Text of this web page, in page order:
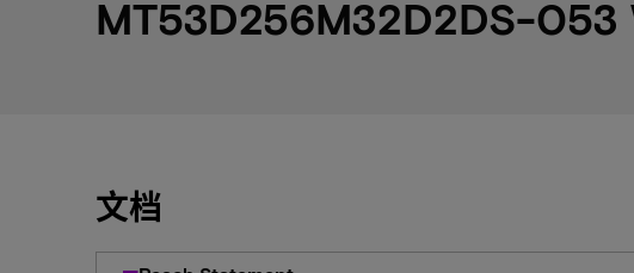
MT53D256M32D2DS-053
文档